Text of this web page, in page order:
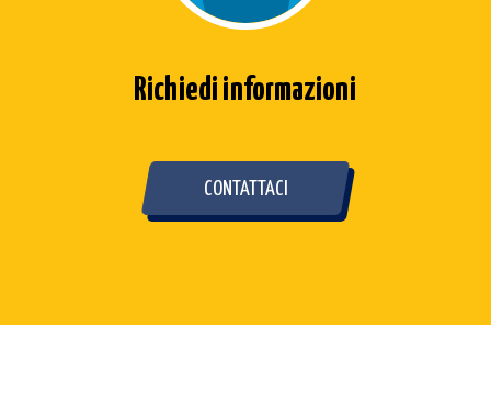
Richiedi informazioni
CONTATTACI